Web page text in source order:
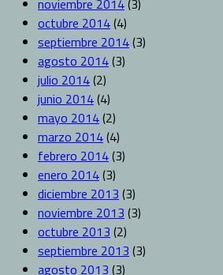
noviembre 2014(3)
octubre 2014(4)
septiembre 2014(3)
agosto 2014(3)
julio 2014(2)
junio 2014(4)
mayo 2014(2)
marzo 2014(4)
febrero 2014(3)
enero 2014(3)
diciembre 2013 (3)
noviembre 2013 (3)
octubre 2013 (2)
septiembre 2013 (3)
agosto 2013 (3)